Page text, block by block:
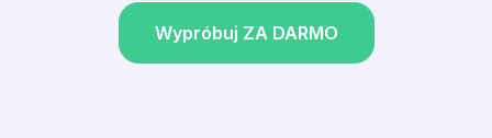
Wypróbuj ZA DARMO